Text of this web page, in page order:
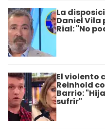
La
Daniel Vila
Rial: "No
El violento
Reinhold
Barrio:
sufrir"